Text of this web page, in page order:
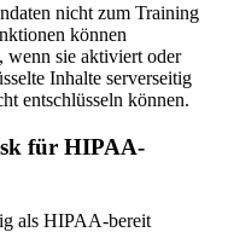
nicht zum Training
können
wenn sie aktiviert oder
Inhalte serverseitig
entschlüsseln können.
für HIPAA-
als HIPAA-bereit